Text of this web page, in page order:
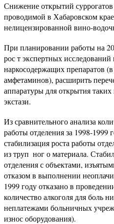
Снижение открытий суррогатов
проводимой в Хабаровском
нелицензированной вино-
При планировании работы на
рос т экспертных исследований
наркосодержащих препаратов
амфетаминов), расширить
аппаратуры для открытия
экстази.
Из сравнительного анализа
работы отделения за 1998-
стабилизация роста работы
из труп ­ ног о материала.
отделения с объектами,
отказом в выполнении
1999 году отказано в
количество алкоголя для боль­
неплатежами больничных
износ оборудования).